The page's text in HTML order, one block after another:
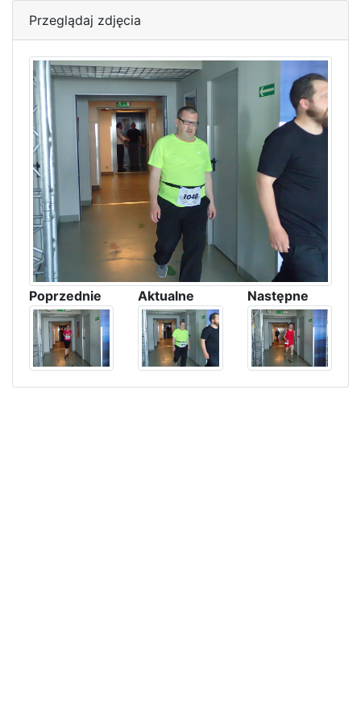
Przeglądaj zdjęcia
Poprzednie Aktualne Następne